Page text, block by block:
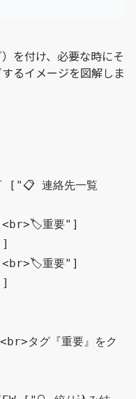
を付け、必要な時にそ
るイメージを図解しま